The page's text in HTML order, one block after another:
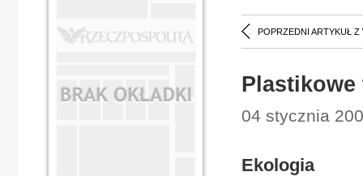
POPRZEDNI ARTYKUŁ Z
Plastikowe
04 stycznia
Ekologia